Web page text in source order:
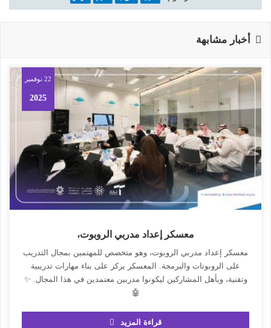
أخبار مشابهة
22 نوفمبر
2025
معسكر إعداد مدربي الروبوت،
معسكر إعداد مدربي الروبوت، وهو متخصص للمهتمين بمجال التدريب
على الروبوتات والبرمجة. المعسكر يركز على بناء مهارات تدريبية
وتقنية، ويأهل المشاركين ليكونوا مدربين معتمدين في هذا المجال. ✨
🤖
قراءة المزيد